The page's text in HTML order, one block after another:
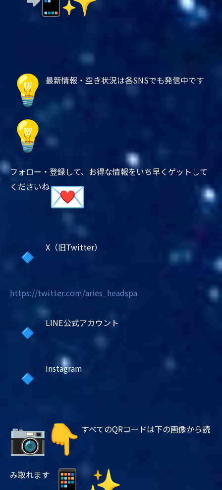
最新情報・空き状況は各SNSでも発信中です
フォロー・登録して、 お得な情報をいち早くゲットして
くださいね
X（旧Twitter）
https://twitter.com/aries_ headspa
LINE公式アカウント
Instagram
すべてのQRコードは下の画像から読
み取れます